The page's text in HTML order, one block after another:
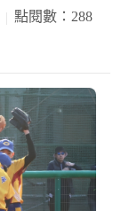
點閱數：288